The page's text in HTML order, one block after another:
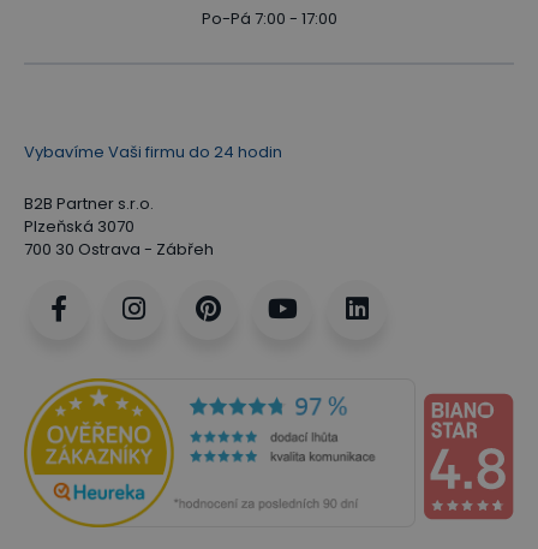
Po-Pá 7:00 - 17:00
Vybavíme Vaši firmu do 24 hodin
B2B Partner s.r.o.
Plzeňská 3070
700 30 Ostrava - Zábřeh